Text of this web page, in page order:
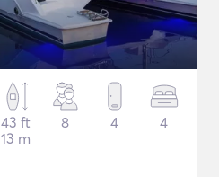
43 ft
13 m
8 4 4